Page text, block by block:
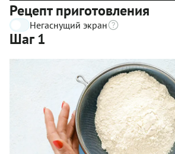
Рецепт приготовления
Негаснущий экран
Шаг 1